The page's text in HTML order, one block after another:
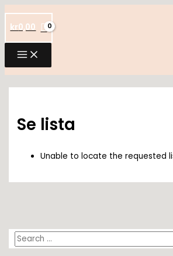
till
innehåll
kr0,00
S
Se lista
Unable to locate the requested